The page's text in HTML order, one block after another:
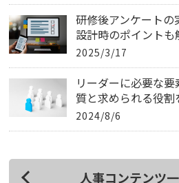
研修後アンケート
設計時のポイントも
2025/3/17
リーダーに必要な
質と求められる役割
2024/8/6
人事コンテンツ